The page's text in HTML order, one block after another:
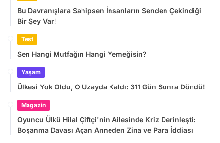
Bu Davranışlara Sahipsen İnsanların Senden Çekindiği
Bir Şey Var!
Test
Sen Hangi Mutfağın Hangi Yemeğisin?
Yaşam
Ülkesi Yok Oldu, O Uzayda Kaldı: 311 Gün Sonra Döndü!
Magazin
Oyuncu Ülkü Hilal Çiftçi'nin Ailesinde Kriz Derinleşti:
Boşanma Davası Açan Anneden Zina ve Para İddiası